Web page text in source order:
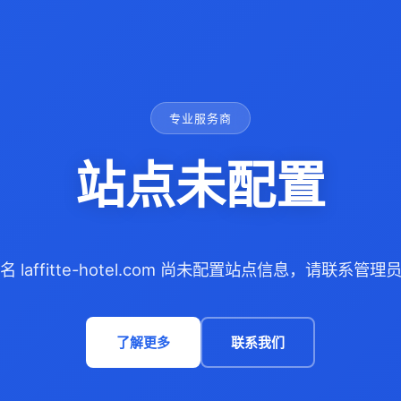
专业服务商
站点未配置
laffitte-hotel.com 尚未配置站点信息，请联系管理
了解更多 联系我们